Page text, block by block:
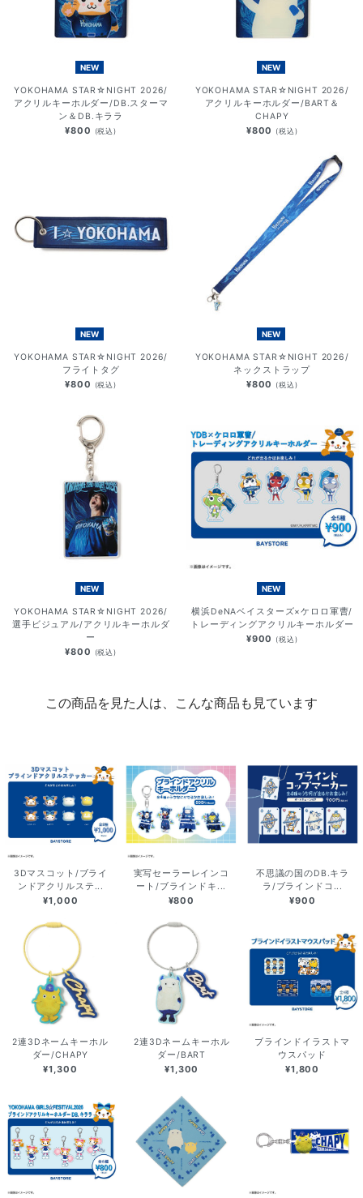
NEW
YOKOHAMA STAR☆NIGHT 2026/
アクリルキーホルダー/DB.スターマ
ン＆DB.キララ
¥800 (税込)
NEW
YOKOHAMA STAR☆NIGHT 2026/
アクリルキーホルダー/BART＆
CHAPY
¥800 (税込)
NEW
YOKOHAMA STAR☆NIGHT 2026/
フライトタグ
¥800 (税込)
NEW
YOKOHAMA STAR☆NIGHT 2026/
ネックストラップ
¥800 (税込)
NEW
YOKOHAMA STAR☆NIGHT 2026/
選手ビジュアル/アクリルキーホルダ
ー
¥800 (税込)
NEW
横浜DeNAベイスターズ×ケロロ軍曹/
トレーディングアクリルキーホルダー
¥900 (税込)
この商品を見た人は、こんな商品も見ています
3Dマスコット/ブライ
ンドアクリルステ...
¥1,000
実写セーラーレインコ
ート/ブラインドキ...
¥800
不思議の国のDB.キラ
ラ/ブラインドコ...
¥900
2連3Dネームキーホル
ダー/CHAPY
¥1,300
2連3Dネームキーホル
ダー/BART
¥1,300
ブラインドイラストマ
ウスパッド
¥1,800